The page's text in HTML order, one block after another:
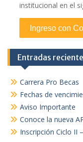
institucional en el
Entradas
Carrera Pro Becas
Fechas de
Aviso Importante
Conoce la nueva
Inscripción Ciclo II